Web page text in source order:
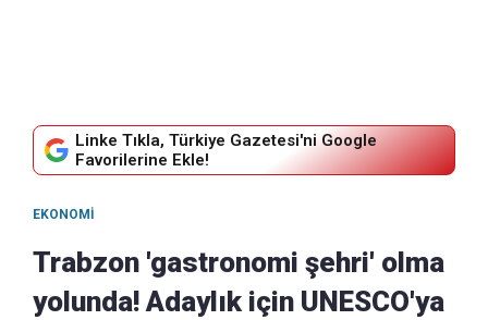
Linke Tıkla, Türkiye Gazetesi'ni Google
Favorilerine Ekle!
EKONOMI
Trabzon 'gastronomi şehri' olma
yolunda! Adaylık için UNESCO'ya